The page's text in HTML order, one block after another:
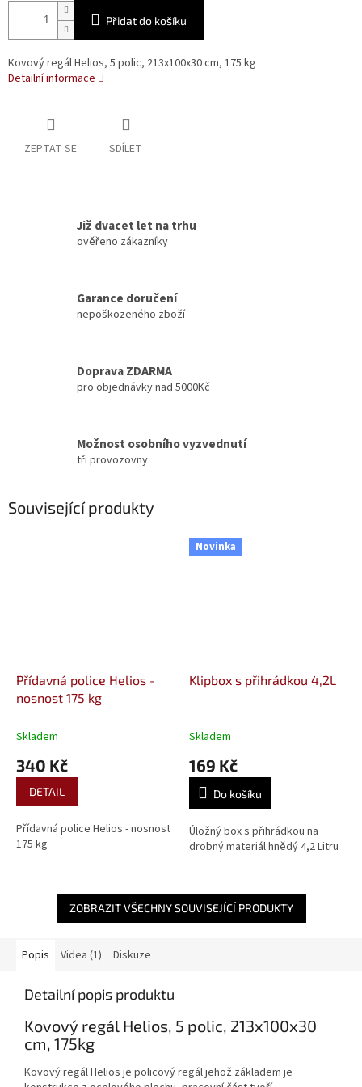
Přidat do košíku
Kovový regál Helios, 5 polic, 213x100x30 cm, 175 kg
Detailní informace
ZEPTAT SE SDÍLET
Již dvacet let na trhu
ověřeno zákazníky
Garance doručení
nepoškozeného zboží
Doprava ZDARMA
pro objednávky nad 5000Kč
Možnost osobního vyzvednutí
tři provozovny
Související produkty
Přídavná police Helios -
nosnost 175 kg
Skladem
340 Kč
DETAIL
Přídavná police Helios - nosnost
175 kg
Novinka
Klipbox s přihrádkou 4,2L
Skladem
169 Kč
Do košíku
Úložný box s přihrádkou na
drobný materiál hnědý 4,2 Litru
ZOBRAZIT VŠECHNY SOUVISEJÍCÍ PRODUKTY
Popis Videa (1) Diskuze
Detailní popis produktu
Kovový regál Helios, 5 polic, 213x100x30
cm, 175kg
Kovový regál Helios je policový regál jehož základem je